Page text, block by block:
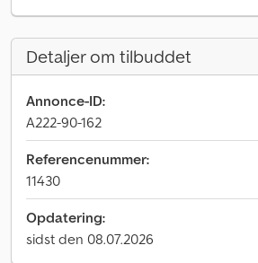
Detaljer om tilbuddet
Annonce-ID:
A222-90-162
Referencenummer:
11430
Opdatering:
sidst den 08.07.2026